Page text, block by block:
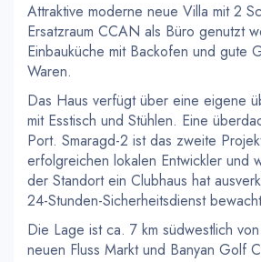
Attraktive moderne neue Villa mit 2
Ersatzraum CCAN als Büro genutzt
Einbauküche mit Backofen und gute
Waren.
Das Haus verfügt über eine eigene
mit Esstisch und Stühlen. Eine
Port. Smaragd-2 ist das zweite
erfolgreichen lokalen Entwickler und
der Standort ein Clubhaus hat
24-Stunden-Sicherheitsdienst
Die Lage ist ca. 7 km südwestlich
neuen Fluss Markt und Banyan Golf